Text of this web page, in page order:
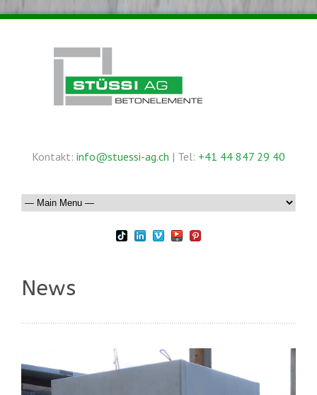
Kontakt: info@stuessi-ag.ch | Tel: +41 44 847 29 40
News